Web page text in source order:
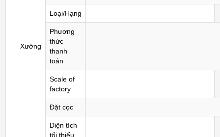
Xưởng
Loại/Hạng
Phương
thức
thanh
toán
Scale of
factory
Đặt cọc
Diện tích
tối thiểu